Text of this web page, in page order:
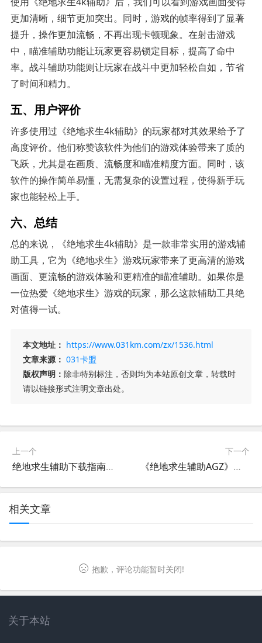
更加清晰，细节更加突出。同时，游戏的帧率得到了显著
提升，操作更加流畅，不再出现卡顿现象。在射击游戏
中，瞄准辅助功能让玩家更容易锁定目标，提高了命中
率。战斗辅助功能则让玩家在战斗中更加轻松自如，节省
了时间和精力。
五、用户评价
许多使用过《绝地求生4k辅助》的玩家都对其效果给予了
高度评价。他们称赞该软件为他们的游戏体验带来了质的
飞跃，尤其是在画质、流畅度和瞄准精度方面。同时，该
软件的操作简单易懂，无需复杂的设置过程，使得新手玩
家也能轻松上手。
六、总结
总的来说，《绝地求生4k辅助》是一款非常实用的游戏辅
助工具，它为《绝地求生》游戏玩家带来了更高清的游戏
画面、更流畅的游戏体验和更精准的瞄准辅助。如果你是
一位热爱《绝地求生》游戏的玩家，那么这款辅助工具绝
对值得一试。
本文地址： https://www.031km.com/zx/1536.html
文章来源： 031卡盟
版权声明： 除非特别标注，否则均为本站原创文章，转载时
请以链接形式注明文章出处。
上一个
绝地求生辅助下载指南：安全获取游戏辅助工具-绝地求生官方辅助下载教程与平台推荐
下一个
《绝地求生辅助AGZ》全面解析与功能特点-绝地求生游戏优化技巧与AGZ辅助工具使用指南
相关文章
抱歉，评论功能暂时关闭!
关于本站